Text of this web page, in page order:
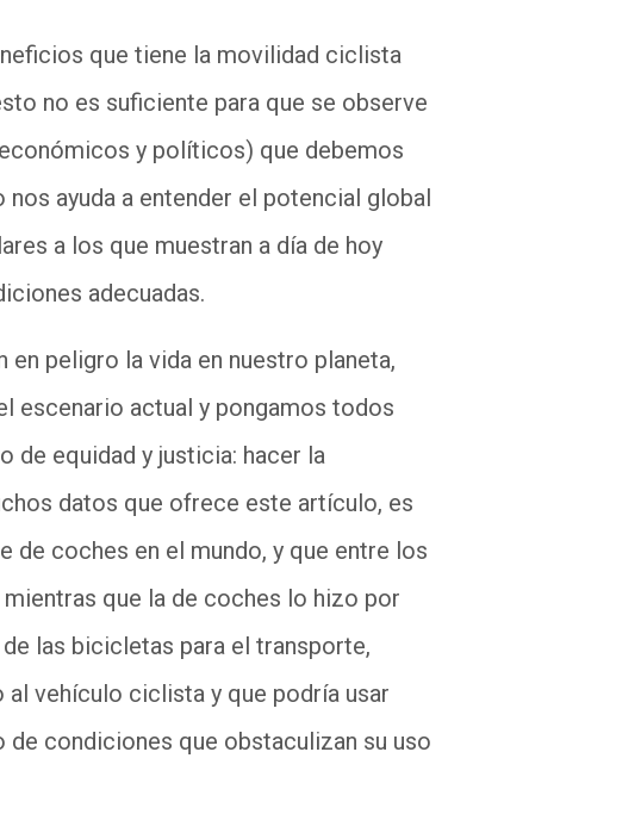
que tiene la movilidad ciclista
no es suficiente para que se observe
y políticos) que debemos
ayuda a entender el potencial global
a los que muestran a día de hoy
adecuadas.
peligro la vida en nuestro planeta,
escenario actual y pongamos todos
de equidad y justicia: hacer la
datos que ofrece este artículo, es
de coches en el mundo, y que entre los
que la de coches lo hizo por
las bicicletas para el transporte,
al vehículo ciclista y que podría usar
condiciones que obstaculizan su uso